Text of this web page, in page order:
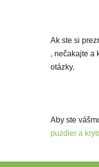
Ak ste si
, nečakajte a
otázky.
Aby ste
puzdier a